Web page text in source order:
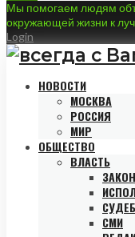
Мы помогаем людям
окружающей жизни к
Login
НОВОСТИ
МОСКВА
РОССИЯ
МИР
ОБЩЕСТВО
ВЛАСТЬ
СМИ